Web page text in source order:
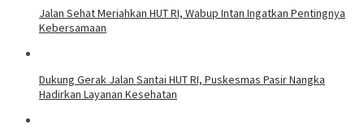
Jalan Sehat Meriahkan HUT RI, Wabup Intan Ingatkan Pentingnya
Kebersamaan
Dukung Gerak Jalan Santai HUT RI, Puskesmas Pasir Nangka
Hadirkan Layanan Kesehatan